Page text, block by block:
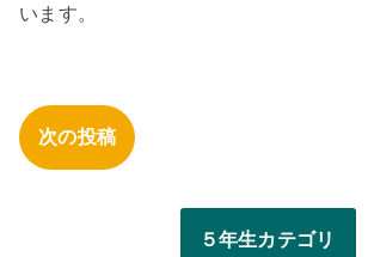
います。
次の投稿
５年生カテゴリ